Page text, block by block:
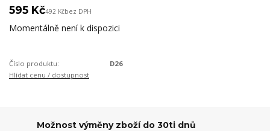
595 Kč492 Kčbez DPH
Momentálně není k dispozici
Číslo produktu:
D26
Hlídat cenu / dostupnost
Možnost výměny zboží do 30ti dnů